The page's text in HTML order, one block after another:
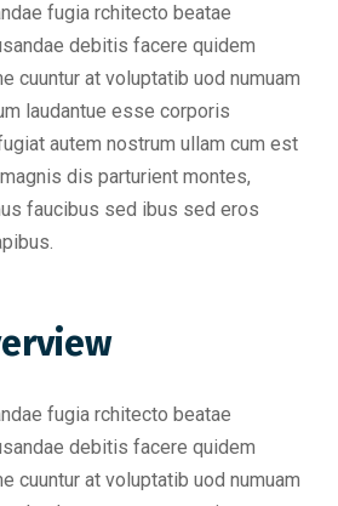
fugia rchitecto beatae
debitis facere quidem
cuuntur at voluptatib uod numuam
laudantue esse corporis
autem nostrum ullam cum est
dis parturient montes,
faucibus sed ibus sed eros
fugia rchitecto beatae
debitis facere quidem
cuuntur at voluptatib uod numuam